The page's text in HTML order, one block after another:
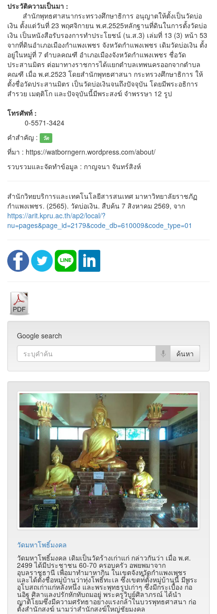
ประวัติความเป็นมา :
สำนักพุทธศาสนากระทรวงศึกษาธิการ อนุญาตให้ตั้งเป็นวัดบ่อ
เงิน ตั้งแต่วันที่ 23 พฤศจิกายน พ.ศ.2525หลักฐานที่ดินในการตั้งวัดบ่อ
เงิน เป็นหนังสือรับรองการทำประโยชน์ (น.ส.3) เล่มที่ 13 (3) หน้า 53
จากที่ดินอำเภอเมืองกำแพงเพชร จังหวัดกำแพงเพชร เดิมวัดบ่อเงิน ตั้ง
อยู่ในหมู่ที่ 7 ตำบลคณฑี อำเภอเมืองจังหวัดกำแพงเพชร ชื่อวัด
ประสานมิตร ต่อมาทางราชการได้แยกตำบลเทพนครออกจากตำบล
คณฑี เมื่อ พ.ศ.2523 โดยสำนักพุทธศาสนา กระทรวงศึกษาธิการ ให้
ตั้งชื่อวัดประสานมิตร เป็นวัดบ่อเงินจนถึงปัจจุบัน โดยมีพระอธิการ
สำรวย เมตฺติโก และปัจจุบันนี้มีพระสงฆ์ จำพรรษา 12 รูป
โทรศัพท์ :
0-5571-3424
คำสำคัญ :
วัด
ที่มา : https://watborngern.wordpress.com/about/
รวบรวมและจัดทำข้อมูล : กาญจนา จันทร์สิงห์
สำนักวิทยบริการและเทคโนโลยีสารสนเทศ มาหาวิทยาลัยราชภัฏ
กำแพงเพชร. (2565). วัดบ่อเงิน. สืบค้น 7 สิงหาคม 2569, จาก
https://arit.kpru.ac.th/ap2/local/?
nu=pages&page_id=2179&code_db=610009&code_type=01
Google search
วัดมหาโพธิ์มงคล
วัดมหาโพธิ์มงคล เดิมเป็นวัดร้างเก่าแก่ กล่าวกันว่า เมื่อ พ.ศ.
2499 ได้มีประชาชน 60-70 ครอบครัว อพยพมาจาก
อุบลราชธานี เพื่อมาทำมาหากิน ในเขตจังหวัดกำแพงเพชร
และได้ตั้งชื่อหมู่บ้านว่าทุ่งโพธิ์ทะเล ซึ่งเขตท่ี่ตั้งหมู่บ้านนี้ มีพระ
อุโบสถเก่าแก่หลังหนึ่ง และพระพุทธรูปเก่าๆ ซึ่งมีกระเบื้อง ก่้อ
นอิฐ ศิลาแลงปรักหักทับถมอยู่ พระครูวิบูย์ศิลาภรณ์ ได้นำ
ญาติโยมซึ่งมีความศรัทธาอย่างแรงกล้าในบวรพุทธศาสนา ก่อ
ตั้งสำนักสงฆ์ นามว่าสำนักสงฆ์ใหญ่ชัยมงคล